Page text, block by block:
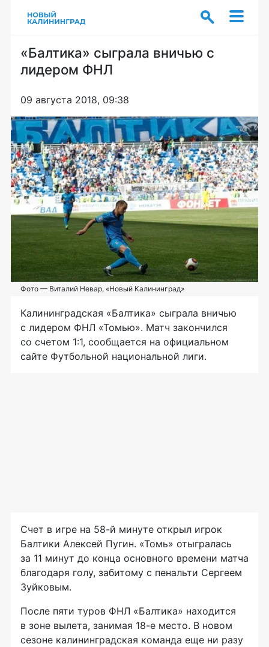
«Балтика» сыграла вничью с
лидером ФНЛ
09 августа 2018, 09:38
Фото — Виталий Невар, «Новый Калининград»
Калининградская «Балтика» сыграла вничью
с лидером ФНЛ «Томью». Матч закончился
со счетом 1:1, сообщается на официальном
сайте Футбольной национальной лиги.
Счет в игре на 58-й минуте открыл игрок
Балтики Алексей Пугин. «Томь» отыгралась
за 11 минут до конца основного времени матча
благодаря голу, забитому с пенальти Сергеем
Зуйковым.
После пяти туров ФНЛ «Балтика» находится
в зоне вылета, занимая 18-е место. В новом
сезоне калининградская команда еще ни разу